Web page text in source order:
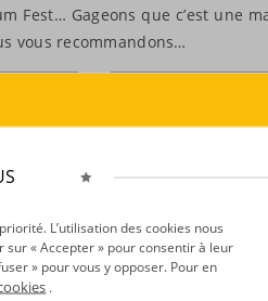
Fest… Gageons que c’est une
vous recommandons…
L’utilisation des cookies nous
« Accepter » pour consentir à leur
» pour vous y opposer. Pour en
.